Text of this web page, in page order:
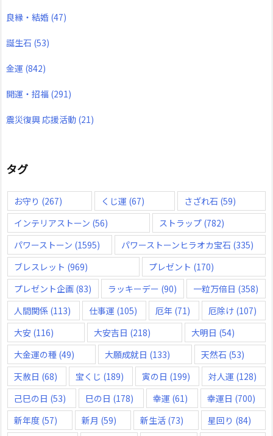
良縁・結婚 (47)
誕生石 (53)
金運 (842)
開運・招福 (291)
震災復興 応援活動 (21)
タグ
お守り (267) くじ運 (67) さざれ石 (59)
インテリアストーン (56) ストラップ(782)
パワーストーン (1595) パワーストーンヒラオカ宝石 (335)
ブレスレット (969) プレゼント (170)
プレゼント企画 (83) ラッキーデー (90) 一粒万倍日 (358)
人間関係 (113) 仕事運 (105) 厄年 (71) 厄除け (107)
大安 (116) 大安吉日 (218) 大明日 (54)
大金運の種 (49) 大願成就日 (133) 天然石 (53)
天赦日 (68) 宝くじ (189) 寅の日 (199) 対人運 (128)
己巳の日 (53) 巳の日 (178) 幸運 (61) 幸運日 (700)
新年度 (57) 新月 (59) 新生活 (73) 星回り (84)